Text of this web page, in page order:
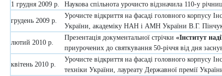
1 грудня 2009 р.
Наукова спільнота урочисто відзначила 110-у
грудень 2009 р.
Урочисте відкриття на фасаді головного корпусу
України, академіку НАН і АМН України В.Г.
лютий 2010 р.
Презентація документальної стрічки «Інститут
приурочених до святкування 50-річчя від дня
квітень 2010 р.
Урочисте відкриття на фасаді головного корпусу
техніки України, лауреату Державної премії